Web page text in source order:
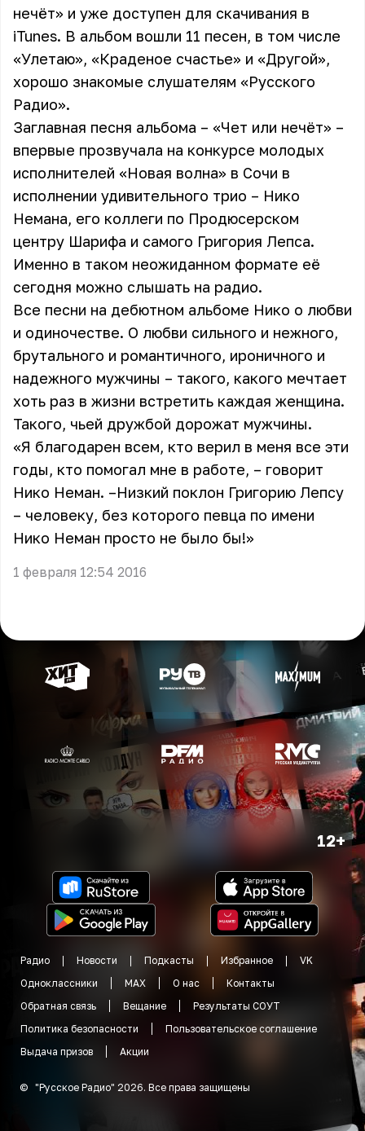
нечёт» и уже доступен для скачивания в
iTunes. В альбом вошли 11 песен, в том числе
«Улетаю», «Краденое счастье» и «Другой»,
хорошо знакомые слушателям «Русского
Радио».
Заглавная песня альбома – «Чет или нечёт» –
впервые прозвучала на конкурсе молодых
исполнителей «Новая волна» в Сочи в
исполнении удивительного трио – Нико
Немана, его коллеги по Продюсерском
центру Шарифа и самого Григория Лепса.
Именно в таком неожиданном формате её
сегодня можно слышать на радио.
Все песни на дебютном альбоме Нико о любви
и одиночестве. О любви сильного и нежного,
брутального и романтичного, ироничного и
надежного мужчины – такого, какого мечтает
хоть раз в жизни встретить каждая женщина.
Такого, чьей дружбой дорожат мужчины.
«Я благодарен всем, кто верил в меня все эти
годы, кто помогал мне в работе, – говорит
Нико Неман. –Низкий поклон Григорию Лепсу
– человеку, без которого певца по имени
Нико Неман просто не было бы!»
1 февраля 12:54 2016
12+
Радио Новости Подкасты Избранное
VK
Одноклассники
MAX О нас
Контакты
Обратная связь
Вещание
Результаты СОУТ
Политика безопасности
Пользовательское соглашение
Выдача призов
Акции
© "Русское Радио" 2026. Все права защищены